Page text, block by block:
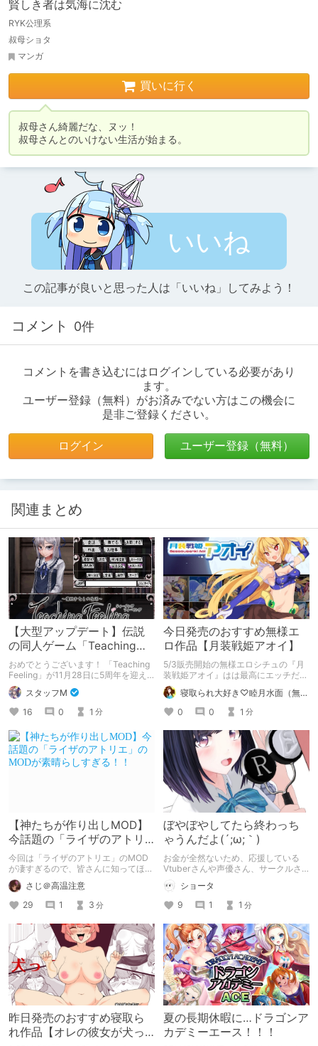
賢しき者は気海に沈む
RYK公理系
叔母ショタ
マンガ
買いに行く
叔母さん綺麗だな、ヌッ！
叔母さんとのいけない生活が始まる。
いいね
この記事が良いと思った人は「いいね」してみよう！
コメント 0件
コメントを書き込むにはログインしている必要があり
ます。
ユーザー登録（無料）がお済みでない方はこの機会に
是非ご登録ください。
ログイン ユーザー登録（無料）
関連まとめ
【大型アップデート】伝説
の同人ゲーム「Teaching
Feeling」が5周年！
おめでとうございます！ 「Teaching
Feeling」が11月28日に5周年を迎え
ました！ 記念すべき5周年記念、既存
ユーザーも新規ユーザーも、この機会
にシルヴィちゃんに会いにいきません
か？
スタッフM
16
0 1 分
今日発売のおすすめ無様エ
ロ作品【月装戦姫アオイ】
5/3販売開始の無様エロシチュの『月
装戦姫アオイ』はは最高にエッチだか
ら買おうな！
寝取られ大好き♡睦月水面（無様や洗脳シチュも好きだよっ！）
0
0 1 分
【神たちが作り出しMOD】
今話題の「ライザのアトリ
エ」のMODが素晴らしすぎ
る！！
今回は「ライザのアトリエ」のMOD
が凄すぎるので、皆さんに知ってほし
くて書きました！！
さじ＠高温注意
29
1 3 分
ぼやぼやしてたら終わっち
ゃうんだよ(´;ω;｀)
お金が全然ないため、応援している
Vtuberさんや声優さん、サークルさ
など一切買えず、そのため劣等感があ
り生配信などでコメントすることもウ
ジウジ悩んでしまう小心者。 だから
こそ！もうちょっとでも応援！しっか
りまとめる！
ショータ
9
1 1 分
昨日発売のおすすめ寝取ら
れ作品【オレの彼女が犬っ
夏の長期休暇に…ドラゴンア
カデミーエース！！！